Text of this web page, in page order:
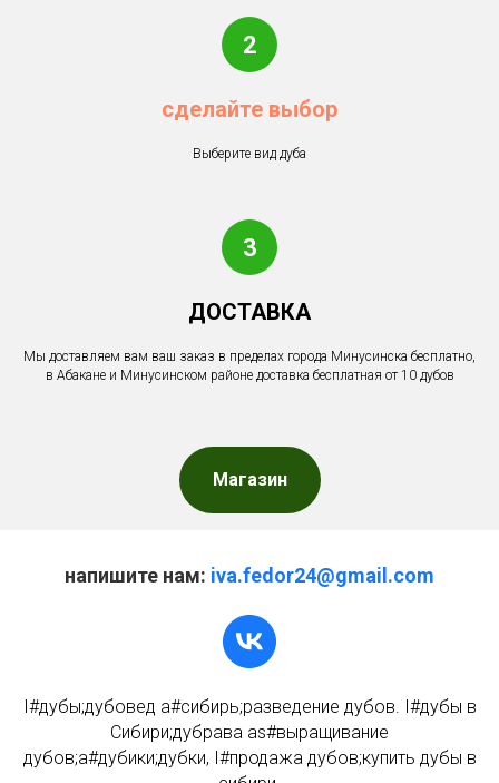
сделайте выбор
Выберите вид дуба
ДОСТАВКА
Мы доставляем вам ваш заказ в пределах города Минусинска бесплатно,
в Абакане и Минусинском районе доставка бесплатная от 10 дубов
Магазин
напишите нам: iva.fedor24@gmail.com
I#дубы;дубовед a#сибирь;разведение дубов. I#дубы в
Сибири;дубрава as#выращивание
дубов;a#дубики;дубки, I#продажа дубов;купить дубы в